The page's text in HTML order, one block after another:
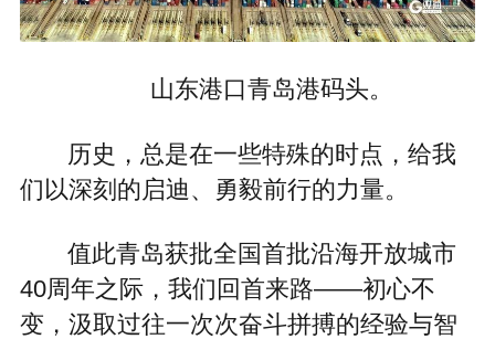
山东港口青岛港码头。
历史，总是在一些特殊的时点，给我
们以深刻的启迪、勇毅前行的力量。
值此青岛获批全国首批沿海开放城市
40周年之际，我们回首来路——初心不
变，汲取过往一次次奋斗拼搏的经验与智